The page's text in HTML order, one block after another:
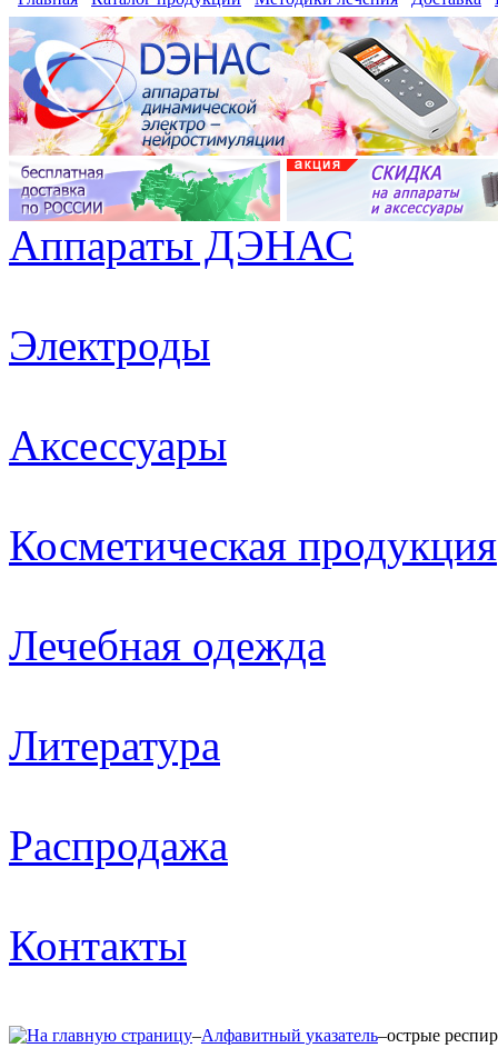
Аппараты ДЭНАС
Электроды
Аксессуары
Косметическая продукция
Лечебная одежда
Литература
Распродажа
Контакты
–Алфавитный указатель–острые